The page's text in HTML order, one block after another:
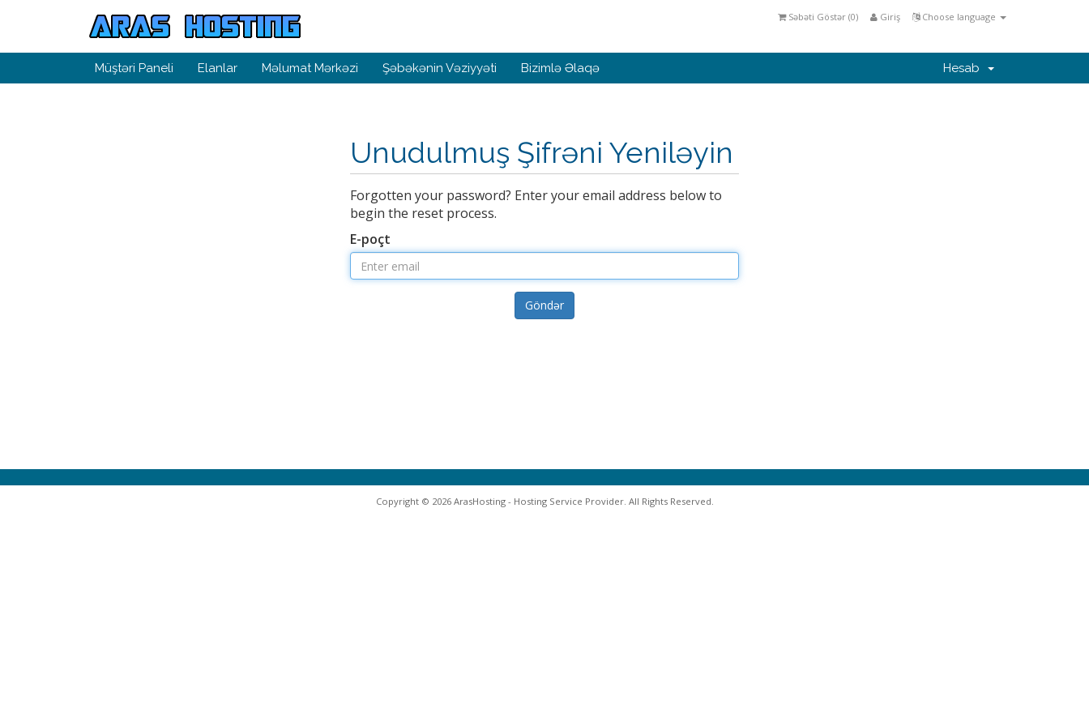
Choose language
Giriş
Səbəti Göstər (0)
Müştəri Paneli Elanlar Məlumat Mərkəzi Şəbəkənin Vəziyyəti Bizimlə Əlaqə Hesab
Unudulmuş Şifrəni Yeniləyin
Forgotten your password? Enter your email address below to
begin the reset process.
E-poçt
Göndər
Copyright © 2026 ArasHosting - Hosting Service Provider. All Rights Reserved.